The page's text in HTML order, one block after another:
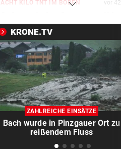
ACHT KILO TNT IM BODEN vor
beliebtem See gefunden
WURDE NUR 27 JAHRE ALT vor 44
Uganda trauert! Teamspieler
Überfall ermordet
„KRONE“-KOMMENTAR vor
Kinder, Kinder: Freude und
Arbeit
KRONE.TV
ZAHLREICHE EINSÄTZE
Bach wurde in Pinzgauer Ort zu
reißendem Fluss